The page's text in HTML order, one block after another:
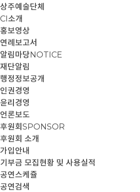
상주예술단체
CI소개
홍보영상
연례보고서
알림마당NOTICE
재단알림
행정정보공개
인권경영
윤리경영
언론보도
후원회 SPONSOR
후원회 소개
가입안내
기부금 모집현황 및 사용실적
공연스케쥴
공연검색